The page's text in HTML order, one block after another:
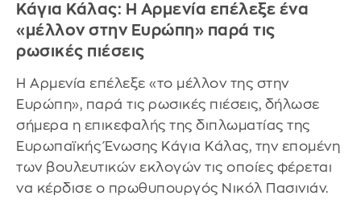
Κάγια Κάλας: Η Αρμενία επέλεξε ένα
«μέλλον στην Ευρώπη» παρά τις
ρωσικές πιέσεις
Η Αρμενία επέλεξε «το μέλλον της στην
Ευρώπη», παρά τις ρωσικές πιέσεις, δήλωσε
σήμερα η επικεφαλής της διπλωματίας της
Ευρωπαϊκής Ένωσης Κάγια Κάλας, την επομένη
των βουλευτικών εκλογών τις οποίες φέρεται
να κέρδισε ο πρωθυπουργός Νικόλ Πασινιάν.